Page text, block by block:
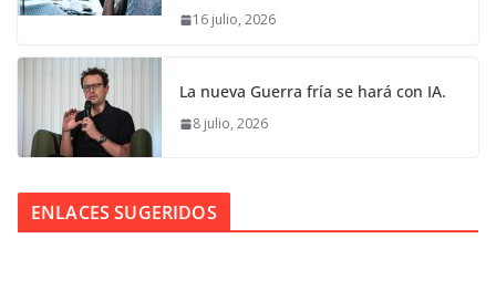
16 julio, 2026
La nueva Guerra fría se hará con IA.
8 julio, 2026
ENLACES SUGERIDOS